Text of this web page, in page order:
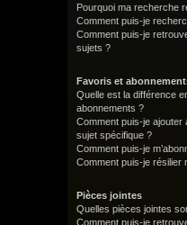
Pourquoi ma recherche
Comment puis-je
Comment puis-je
sujets ?
Favoris et
Quelle est la différence
abonnements ?
Comment puis-je ajouter
sujet spécifique ?
Comment puis-je
Comment puis-je résilier
Pièces jointes
Quelles pièces jointes
Comment puis-je